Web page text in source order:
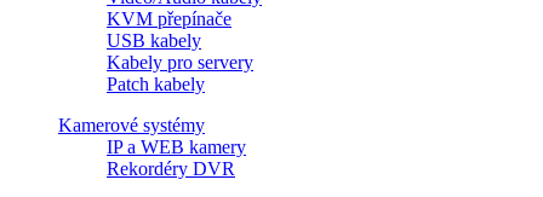
KVM přepínače
USB kabely
Kabely pro servery
Patch kabely
Kamerové systémy
IP a WEB kamery
Rekordéry DVR